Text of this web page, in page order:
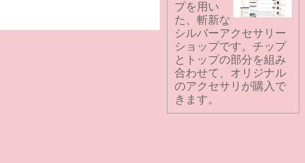
プを用い
た、斬新な
シルバーアクセサリー
ショップです。チップ
とトップの部分を組み
合わせて、オリジナル
のアクセサリが購入で
きます。